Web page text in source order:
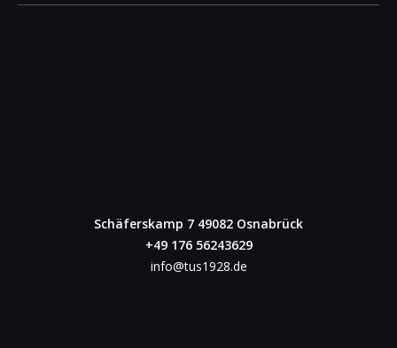
Schäferskamp 7 49082 Osnabrück
+49 176 56243629
info@tus1928.de